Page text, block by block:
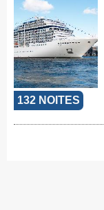
132 NOITES